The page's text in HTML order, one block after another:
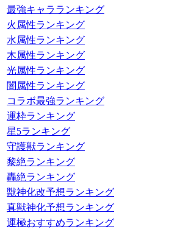
最強キャラランキング
火属性ランキング
水属性ランキング
木属性ランキング
光属性ランキング
闇属性ランキング
コラボ最強ランキング
運枠ランキング
星5ランキング
守護獣ランキング
黎絶ランキング
轟絶ランキング
獣神化改予想ランキング
真獣神化予想ランキング
運極おすすめランキング